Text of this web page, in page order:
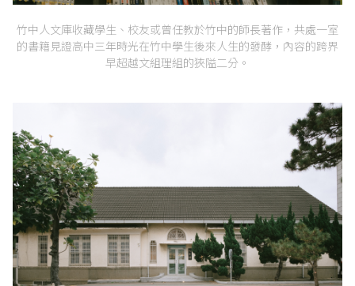
竹中人文庫收藏學生、校友或曾任教於竹中的師長著作，共處一室
的書籍見證高中三年時光在竹中學生後來人生的發酵，內容的跨界
早超越文組理組的狹隘二分。